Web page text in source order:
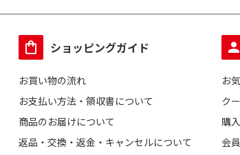
ショッピングガイド
お買い物の流れ
お支払い方法・領収書について
商品のお届けについて
返品・交換・返金・キャンセルについて
お
ク
購
会